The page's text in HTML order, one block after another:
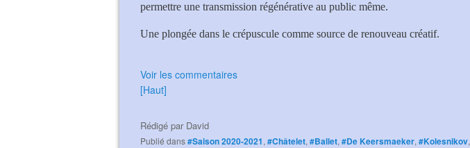
permettre une transmission régénérative au public même.
Une plongée dans le crépuscule comme source de renouveau créatif.
Voir les commentaires
[Haut]
Rédigé par David
Publié dans#Saison 2020-2021, #Châtelet, #Ballet, #De Keersmaeker, #Kolesnikov,